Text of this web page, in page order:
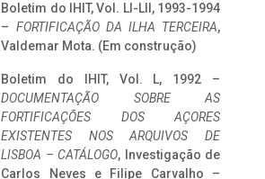
Boletim do IHIT, Vol. LI-LII, 1993-1994
– FORTIFICAÇÃO DA ILHA TERCEIRA,
Valdemar Mota. (Em construção)
Boletim do IHIT, Vol. L, 1992 –
DOCUMENTAÇÃO SOBRE AS
FORTIFICAÇÕES DOS AÇORES
EXISTENTES NOS ARQUIVOS DE
LISBOA – CATÁLOGO, Investigação de
Carlos Neves e Filipe Carvalho –